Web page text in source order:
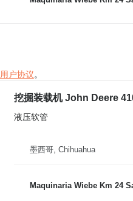
用户协议。
挖掘装载机 John Deere
液压软管
墨西哥, Chihuahua
Maquinaria Wiebe Km 24